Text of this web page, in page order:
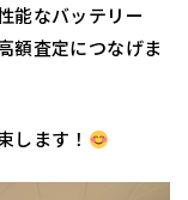
能なバッテリー
額査定につなげま
します！